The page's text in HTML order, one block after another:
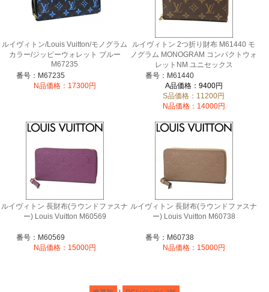
ルイヴィトン/Louis Vuitton/モノグラム
カラー/ジッピーウォレット ブルー
M67235
番号：M67235
N品価格：17300円
ルイヴィトン 2つ折り財布 M61440 モ
ノグラム MONOGRAM コンパクトウォ
レットNM ユニセックス
番号：M61440
A品価格：9400円
S品価格：11200円
N品価格：14000円
ルイヴィトン 長財布(ラウンドファスナ
ー) Louis Vuitton M60569
番号：M60569
N品価格：15000円
ルイヴィトン 長財布(ラウンドファスナ
ー) Louis Vuitton M60738
番号：M60738
N品価格：15000円